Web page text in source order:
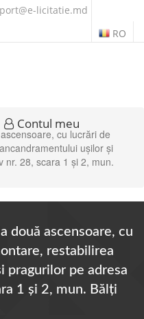
@e-licitatie.md
RO
Contul meu
cu lucrări de
ușilor și
nr. 28, scara 1 și 2, mun.
două ascensoare, cu
restabilirea
pragurilor pe adresa
1 și 2, mun. Bălți